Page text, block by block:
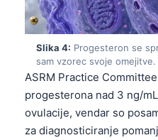
Slika 4: Progesteron se
sam vzorec svoje omejitve.
ASRM Practice
progesterona nad 3 ng/
ovulacije, vendar so
za diagnosticiranje